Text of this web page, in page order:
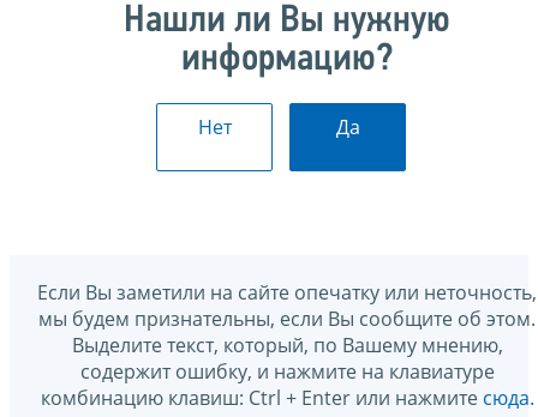
Нашли ли Вы нужную
информацию?
Нет Да
Если Вы заметили на сайте опечатку или неточность,
мы будем признательны, если Вы сообщите об этом.
Выделите текст, который, по Вашему мнению,
содержит ошибку, и нажмите на клавиатуре
комбинацию клавиш: Ctrl + Enter или нажмите сюда.